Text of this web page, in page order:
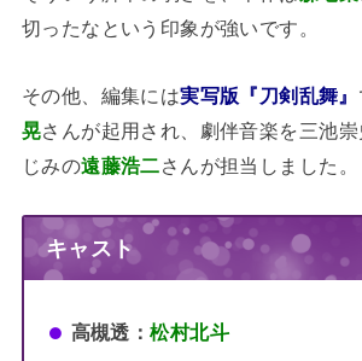
切ったなという印象が強いです。
その他、編集には実写版『刀剣乱舞』
晃さんが起用され、劇伴音楽を三池
じみの遠藤浩二さんが担当しました。
キャスト
高槻透：松村北斗